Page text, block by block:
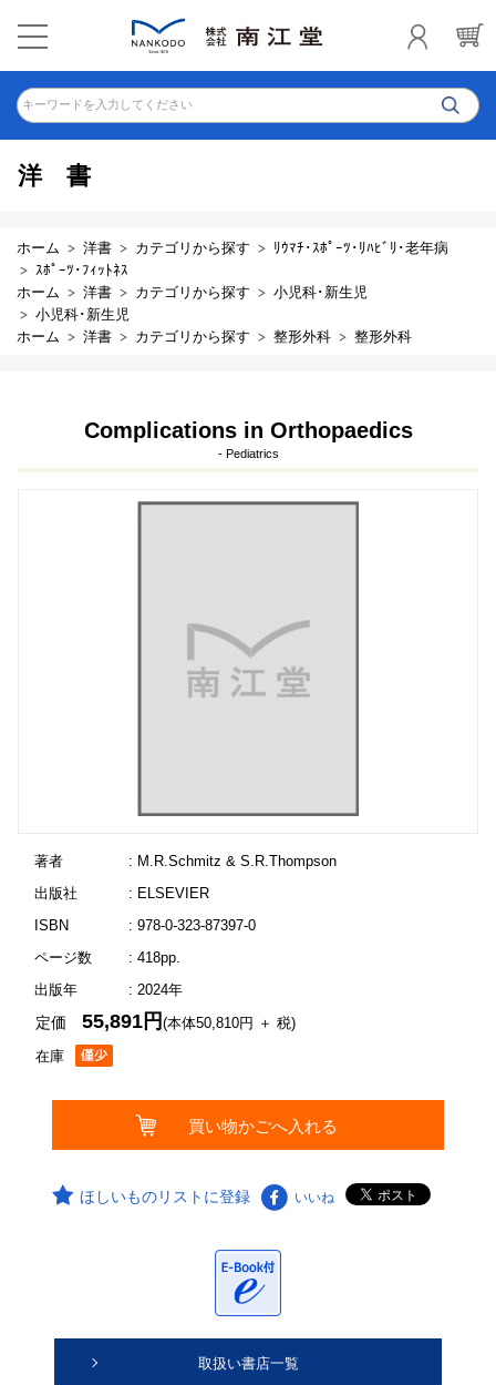
キーワードを入力してください
洋書
ホーム 洋書 カテゴリから探す
ﾘｳﾏﾁ･ｽﾎﾟｰﾂ･ﾘﾊﾋﾞﾘ･老年病
ｽﾎﾟｰﾂ･ﾌｨｯﾄﾈｽ
ホーム
洋書 カテゴリから探す
小児科･新生児
小児科･新生児
ホーム
洋書 カテゴリから探す 整形外科 整形外科
Complications in Orthopaedics
- Pediatrics
著者
: M.R.Schmitz & S.R.Thompson
出版社
: ELSEVIER
ISBN
: 978-0-323-87397-0
ページ数
: 418pp.
出版年
: 2024年
在庫
定価55,891円(本体50,810円 ＋ 税)
ほしいものリストに登録 いいね
取扱い書店一覧